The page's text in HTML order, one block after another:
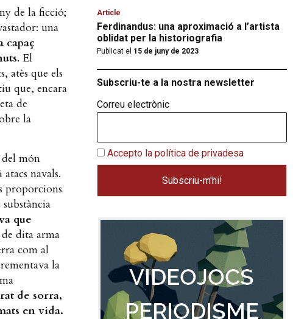
de la ficció;
una
capaç
. El
atès que els
que, encara
de
la
món
navals.
proporcions
que
dita arma
com al
la
de sorra,
en vida.
Article
Ferdinandus: una aproximació a l’artista
oblidat per la historiografia
Publicat el 15 de juny de 2023
Subscriu-te a la nostra newsletter
Correu electrònic
Accepto la política de privadesa